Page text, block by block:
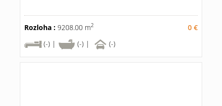
Rozloha : 9208.00 m2
0 €
(-) |
(-) | (-)